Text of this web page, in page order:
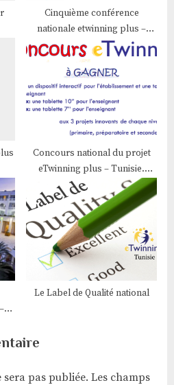
Cinquième conférence
nationale etwinning plus –
Edition 2018
Concours national du projet
eTwinning plus – Tunisie.
Edition 2014
Le Label de Qualité national
pas publiée. Les champs